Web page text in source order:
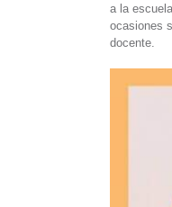
a la
ocasiones
docente.